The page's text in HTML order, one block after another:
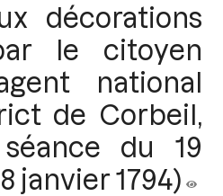
décorations
le citoyen
national
de Corbeil,
du 19
janvier 1794)